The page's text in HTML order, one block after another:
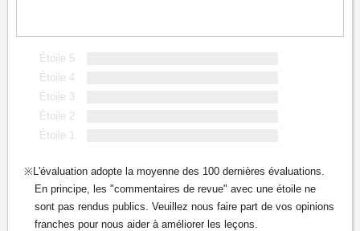
Étoile 5
Étoile 4
Étoile 3
Étoile 2
Étoile 1
L'évaluation adopte la moyenne des 100 dernières évaluations.
En principe, les "commentaires de revue" avec une étoile ne
sont pas rendus publics. Veuillez nous faire part de vos opinions
franches pour nous aider à améliorer les leçons.